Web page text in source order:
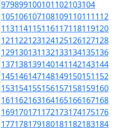
979899100101102103104
105106107108109110111112
113114115116117118119120
121122123124125126127128
129130131132133134135136
137138139140141142143144
145146147148149150151152
153154155156157158159160
161162163164165166167168
169170171172173174175176
177178179180181182183184